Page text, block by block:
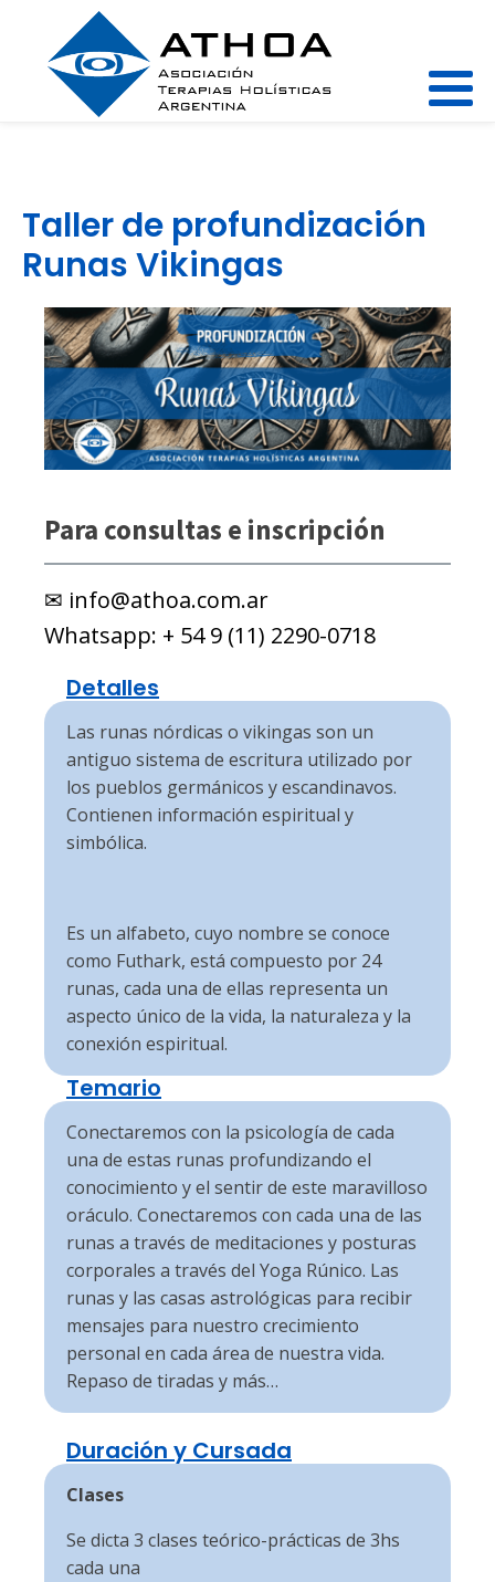
Taller de profundización
Runas Vikingas
Para consultas e inscripción
info@athoa.com.ar
+ 54 9 (11) 2290-0718
Detalles
Las runas nórdicas o vikingas son un
antiguo sistema de escritura utilizado por
los pueblos germánicos y escandinavos.
Contienen información espiritual y
simbólica.
Es un alfabeto, cuyo nombre se conoce
como Futhark, está compuesto por 24
runas, cada una de ellas representa un
aspecto único de la vida, la naturaleza y la
conexión espiritual.
Temario
Conectaremos con la psicología de cada
una de estas runas profundizando el
conocimiento y el sentir de este maravilloso
oráculo. Conectaremos con cada una de las
runas a través de meditaciones y posturas
corporales a través del Yoga Rúnico. Las
runas y las casas astrológicas para recibir
mensajes para nuestro crecimiento
personal en cada área de nuestra vida.
Repaso de tiradas y más…
Duración y Cursada
Clases
Se dicta 3 clases teórico-prácticas de 3hs
cada una